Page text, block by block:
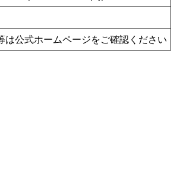
は公式ホームページをご確認ください